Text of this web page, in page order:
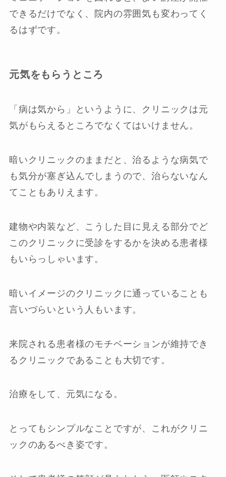
できるだけでなく、院内の雰囲気も変わってく
るはずです。
元気をもらうところ
「病は気から」というように、クリニックは元
気がもらえるところでなくてはいけません。
暗いクリニックのままだと、治るような病気で
も気分が塞ぎ込んでしまうので、治らないなん
てこともありえます。
建物や内装など、こうした目に見える部分でど
このクリニックに受診をするかを決める患者様
もいらっしゃいます。
暗いイメージのクリニックに通っていることも
言いづらいという人もいます。
来院される患者様のモチベーションが維持でき
るクリニックであることも大切です。
治療をして、元気になる。
とってもシンプルなことですが、これがクリニ
ックのあるべき姿です。